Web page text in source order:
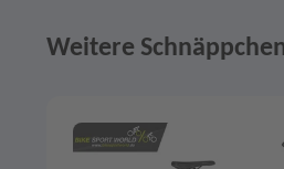
Weitere